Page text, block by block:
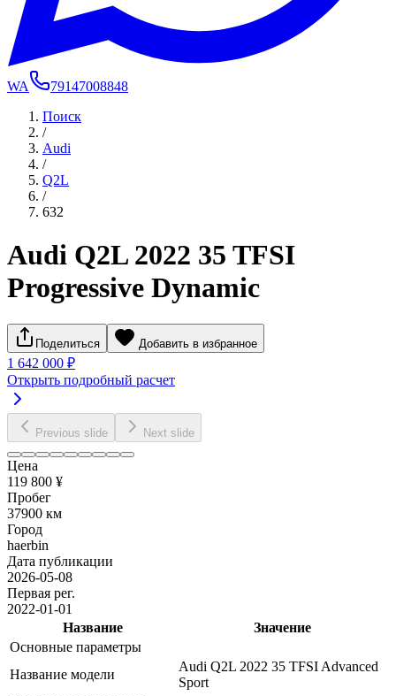
WA
79147008848
Поиск
/
Audi
/
Q2L
/
632
Audi Q2L 2022 35 TFSI
Progressive Dynamic
Поделиться Добавить в избранное
1 642 000 ₽
Открыть подробный расчет
Previous slide Next slide
Цена
119 800 ¥
Пробег
37900 км
Город
haerbin
Дата публикации
2026-05-08
Первая рег.
2022-01-01
Название
Значение
Основные параметры
Название модели
Audi Q2L 2022 35 TFSI Advanced
Sport